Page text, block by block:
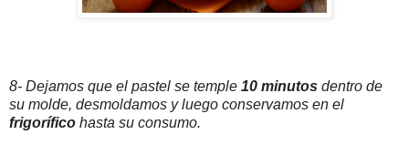
8- Dejamos que el pastel se temple 10 minutos dentro de
su molde, desmoldamos y luego conservamos en el
frigorífico hasta su consumo.